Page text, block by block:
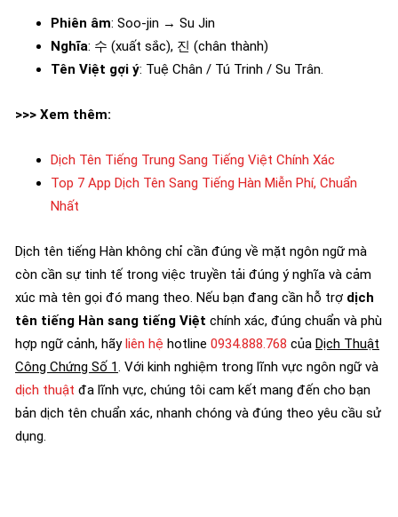
Phiên âm: Soo-jin → Su Jin
Nghĩa: 수 (xuất sắc), 진 (chân thành)
Tên Việt gợi ý: Tuệ Chân / Tú Trinh / Su Trân.
>>> Xem thêm:
Dịch Tên Tiếng Trung Sang Tiếng Việt Chính Xác
Top 7 App Dịch Tên Sang Tiếng Hàn Miễn Phí, Chuẩn
Nhất
Dịch tên tiếng Hàn không chỉ cần đúng về mặt ngôn ngữ mà
còn cần sự tinh tế trong việc truyền tải đúng ý nghĩa và cảm
xúc mà tên gọi đó mang theo. Nếu bạn đang cần hỗ trợ dịch
tên tiếng Hàn sang tiếng Việt chính xác, đúng chuẩn và phù
hợp ngữ cảnh, hãyliên hệ hotline 0934.888.768 của Dịch Thuật
Công Chứng Số 1. Với kinh nghiệm trong lĩnh vực ngôn ngữ và
dịch thuật đa lĩnh vực, chúng tôi cam kết mang đến cho bạn
bản dịch tên chuẩn xác, nhanh chóng và đúng theo yêu cầu sử
dụng.